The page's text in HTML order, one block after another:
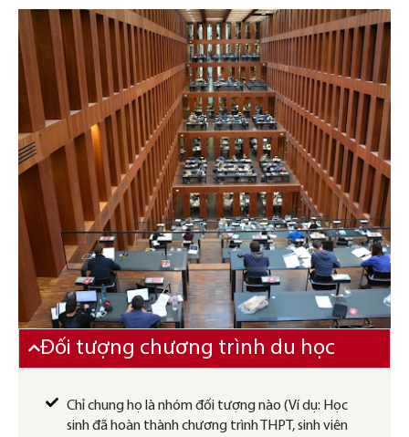
Đối tượng chương trình du học
Chỉ chung họ là nhóm đối tượng nào (Ví dụ: Học
sinh đã hoàn thành chương trình THPT, sinh viên